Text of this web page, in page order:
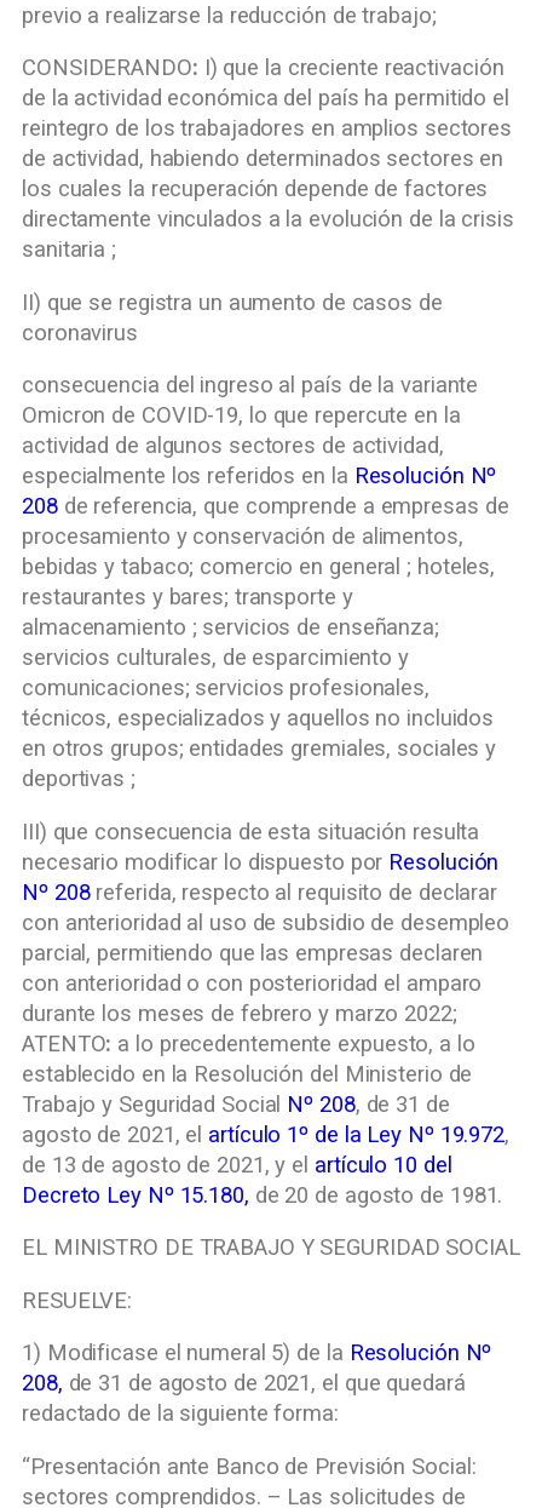
previo a realizarse la reducción de trabajo;
CONSIDERANDO: I) que la creciente reactivación
de la actividad económica del país ha permitido el
reintegro de los trabajadores en amplios sectores
de actividad, habiendo determinados sectores en
los cuales la recuperación depende de factores
directamente vinculados a la evolución de la crisis
sanitaria ;
II) que se registra un aumento de casos de
coronavirus
consecuencia del ingreso al país de la variante
Omicron de COVID-19, lo que repercute en la
actividad de algunos sectores de actividad,
especialmente los referidos en la Resolución Nº
208de referencia, que comprende a empresas de
procesamiento y conservación de alimentos,
bebidas y tabaco; comercio en general ; hoteles,
restaurantes y bares; transporte y
almacenamiento ; servicios de enseñanza;
servicios culturales, de esparcimiento y
comunicaciones; servicios profesionales,
técnicos, especializados y aquellos no incluidos
en otros grupos; entidades gremiales, sociales y
deportivas ;
III) que consecuencia de esta situación resulta
necesario modificar lo dispuesto por Resolución
Nº 208referida, respecto al requisito de declarar
con anterioridad al uso de subsidio de desempleo
parcial, permitiendo que las empresas declaren
con anterioridad o con posterioridad el amparo
durante los meses de febrero y marzo 2022;
ATENTO: a lo precedentemente expuesto, a lo
establecido en la Resolución del Ministerio de
Trabajo y Seguridad Social Nº 208, de 31 de
agosto de 2021, el artículo 1º de la Ley Nº 19.972,
de 13 de agosto de 2021, y el artículo 10 del
Decreto Ley Nº 15.180, de 20 de agosto de 1981.
EL MINISTRO DE TRABAJO Y SEGURIDAD SOCIAL
RESUELVE:
1) Modificase el numeral 5) de la Resolución Nº
208, de 31 de agosto de 2021, el que quedará
redactado de la siguiente forma:
“Presentación ante Banco de Previsión Social:
sectores comprendidos. – Las solicitudes de